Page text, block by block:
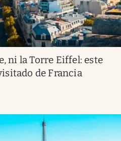
ni la Torre Eiffel: este
de Francia